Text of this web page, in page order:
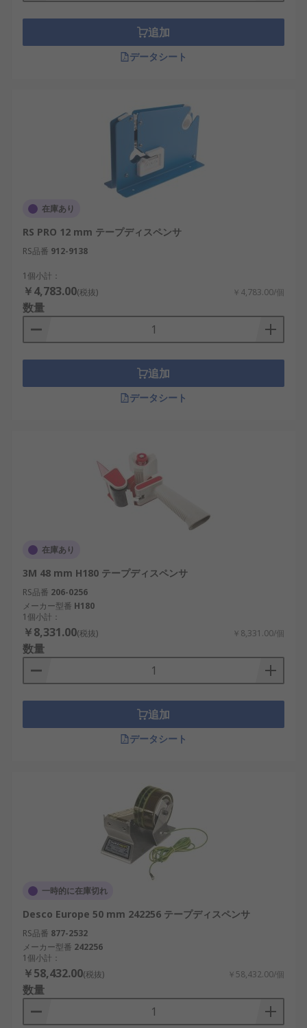
追加
データシート
在庫あり
RS PRO 12 mm テープディスペンサ
RS品番 912-9138
1個小計：
￥4,783.00(税抜) ￥4,783.00/個
数量
追加
データシート
在庫あり
3M 48 mm H180 テープディスペンサ
RS品番 206-0256
メーカー型番 H180
1個小計：
￥8,331.00(税抜) ￥8,331.00/個
数量
追加
データシート
一時的に在庫切れ
Desco Europe 50 mm 242256 テープディスペンサ
RS品番 877-2532
メーカー型番 242256
1個小計：
￥58,432.00(税抜) ￥58,432.00/個
数量